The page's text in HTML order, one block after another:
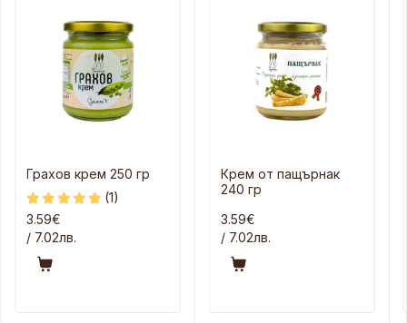
(1)
Грахов крем 250 гр
3.59€
/ 7.02лв.
Крем от пащърнак
240 гр
3.59€
/ 7.02лв.